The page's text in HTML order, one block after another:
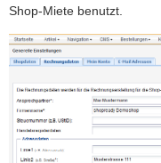
Shop-Miete benutzt.